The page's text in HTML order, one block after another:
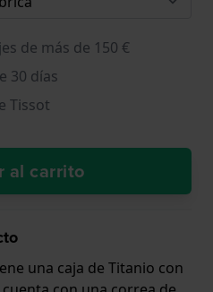
de más de 150 €
30 días
Tissot
al carrito
una caja de Titanio con